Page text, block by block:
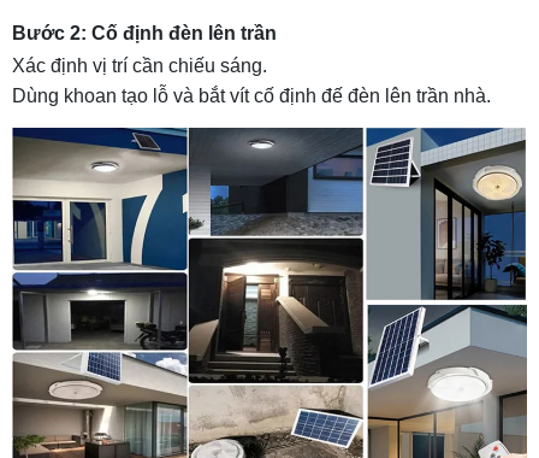
Bước 2: Cố định đèn lên trần
Xác định vị trí cần chiếu sáng.
Dùng khoan tạo lỗ và bắt vít cố định đế đèn lên trần nhà.